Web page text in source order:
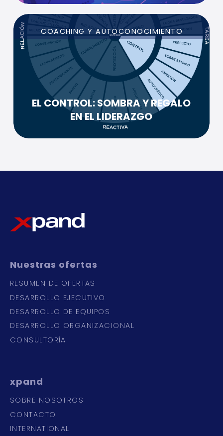
COACHING Y AUTOCONOCIMIENTO
EL CONTROL: SOMBRA Y REGALO
EN EL LIDERAZGO
Nuestras ofertas
RESUMEN DE OFERTAS
DESARROLLO EJECUTIVO
DESARROLLO DE EQUIPOS
DESARROLLO ORGANIZACIONAL
CONSULTORÍA
xpand
SOBRE NOSOTROS
CONTACTO
INTERNATIONAL